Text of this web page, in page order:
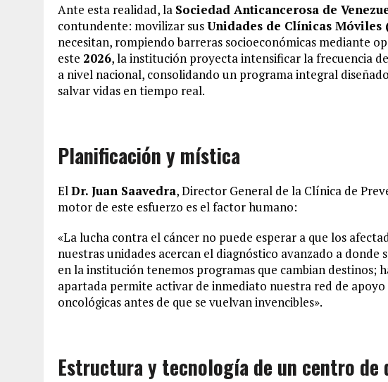
Ante esta realidad, la Sociedad Anticancerosa de
contundente: movilizar susUnidades de Clínicas Móviles
necesitan, rompiendo barreras socioeconómicas mediante
este 2026, la institución proyecta intensificar la frecuencia
a nivel nacional, consolidando un programa integral
salvar vidas en tiempo real.
Planificación y mística
ElDr. Juan Saavedra, Director General de la Clínica de
motor de este esfuerzo es el factor humano:
«La lucha contra el cáncer no puede esperar a que los
nuestras unidades acercan el diagnóstico avanzado a donde
en la institución tenemos programas que cambian destinos;
apartada permite activar de inmediato nuestra red de
oncológicas antes de que se vuelvan invencibles».
Estructura y tecnología de un centro